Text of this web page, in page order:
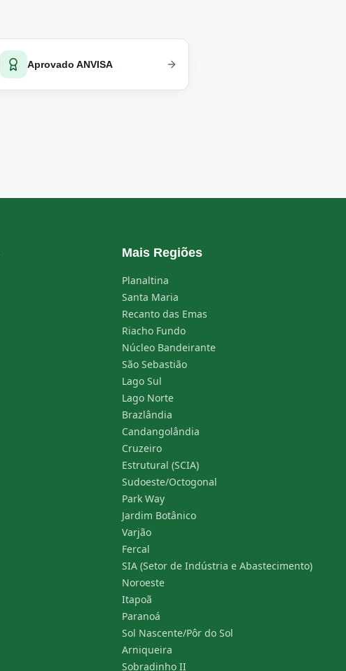
Aprovado ANVISA
Mais Regiões
Planaltina
Santa Maria
Recanto das Emas
Riacho Fundo
Núcleo Bandeirante
São Sebastião
Lago Sul
Lago Norte
Brazlândia
Candangolândia
Cruzeiro
Estrutural (SCIA)
Sudoeste/Octogonal
Park Way
Jardim Botânico
Varjão
Fercal
SIA (Setor de Indústria e Abastecimento)
Noroeste
Itapoã
Paranoá
Sol Nascente/Pôr do Sol
Arniqueira
Sobradinho II